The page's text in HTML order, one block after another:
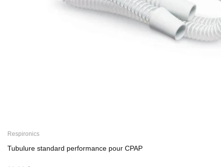
Respironics
Tubulure standard performance pour CPAP